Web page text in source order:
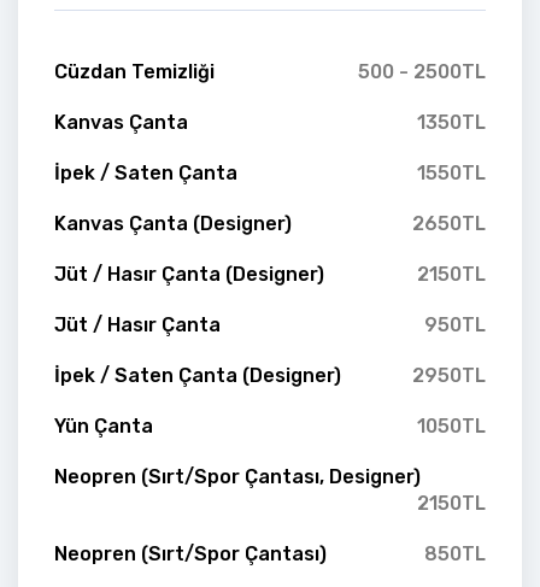
Cüzdan Temizliği 500 - 2500TL
Kanvas Çanta 1350TL
İpek / Saten Çanta 1550TL
Kanvas Çanta (Designer) 2650TL
Jüt / Hasır Çanta (Designer) 2150TL
Jüt / Hasır Çanta 950TL
İpek / Saten Çanta (Designer) 2950TL
Yün Çanta 1050TL
Neopren (Sırt/Spor Çantası, Designer)
2150TL
Neopren (Sırt/Spor Çantası) 850TL